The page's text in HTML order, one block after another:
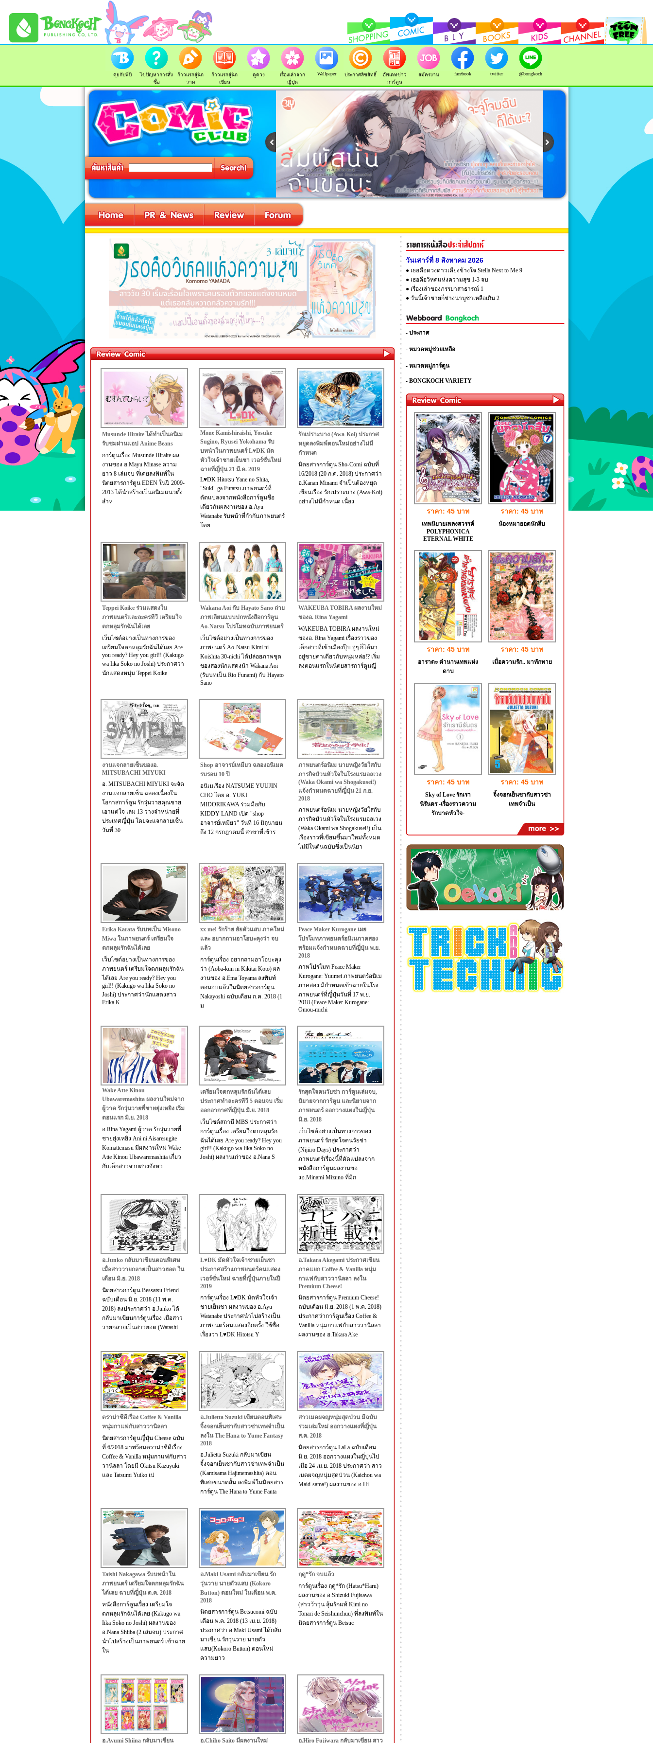
คุยกับพี่บี
ไขปัญหาการสั่ง
ซื้อ
ก้าวแรกสู่นัก
วาด
ก้าวแรกสู่นัก
เขียน
ดูดวง
เรื่องเล่าจาก
ญี่ปุ่น
Wallpaper ประกาศลิขสิทธิ์
อัพเดทข่าว
การ์ตูน
สมัครงาน facebook twitter @bongkoch
Musunde Hiraite ได้ทำเป็นอนิเม
รับชมผ่านแอป Anime Beans
การ์ตูนเรื่อง Musunde Hiraite ผล
งานของ อ.Mayu Minase ความ
ยาว 8 เล่มจบ ที่เคยลงพิมพ์ใน
นิตยสารการ์ตูน EDEN ในปี 2009-
2013 ได้นำสร้างเป็นอนิเมแนวตั้ง
สำห
Mone Kamishiraishi, Yosuke
Sugino, Ryusei Yokohama รับ
บทนำในภาพยนตร์ L♥DK มัด
หัวใจเจ้าชายเย็นชา เวอร์ชั่นใหม่
ฉายที่ญี่ปุ่น 21 มี.ค. 2019
L♥DK Hitotsu Yane no Shita,
"Suki" ga Futatsu ภาพยนตร์ที่
ดัดแปลงจากหนังสือการ์ตูนชื่อ
เดียวกันผลงานของ อ.Ayu
Watanabe รับหน้าที่กำกับภาพยนตร์
โดย
รักเปราะบาง (Awa-Koi) ประกาศ
หยุดลงพิมพ์ตอนใหม่อย่างไม่มี
กำหนด
นิตยสารการ์ตูน Sho-Comi ฉบับที่
16/2018 (20 ก.ค. 2018) ประกาศว่า
อ.Kanan Minami จำเป็นต้องหยุด
เขียนเรื่อง รักเปราะบาง (Awa-Koi)
อย่างไม่มีกำหนด เนื่อง
Teppei Koike ร่วมแสดงใน
ภาพยนตร์และละครทีวี เตรียมใจ
ตกหลุมรักฉันได้เลย
เว็บไซต์อย่างเป็นทางการของ
เตรียมใจตกหลุมรักฉันได้เลย Are
you ready? Hey you girl!! (Kakugo
wa Iika Soko no Joshi) ประกาศว่า
นักแสดงหนุ่ม Teppei Koike
Wakana Aoi กับ Hayato Sano ถ่าย
ภาพเลียนแบบปกหนังสือการ์ตูน
Ao-Natsu โปรโมทฉบับภาพยนตร์
เว็บไซต์อย่างเป็นทางการของ
ภาพยนตร์ Ao-Natsu Kimi ni
Koishita 30-nichi ได้ปล่อยภาพชุด
ของสองนักแสดงนำ Wakana Aoi
(รับบทเป็น Rio Funami) กับ Hayato
Sano
WAKEUBA TOBIRA ผลงานใหม่
ของอ. Rina Yagami
WAKEUBA TOBIRA ผลงานใหม่
ของอ. Rina Yagami เรื่องราวของ
เด็กสาวที่เข้าเมืองปุ๊บ จู่ๆ ก็ได้มา
อยู่ชายคาเดียวกับหนุ่มหล่อ!? เริ่ม
ลงตอนแรกในนิตยสารการ์ตูนญี
งานแจกลายเซ็นของอ.
MITSUBACHI MIYUKI
อ. MITSUBACHI MIYUKI จะจัด
งานแจกลายเซ็น ฉลองเนื่องใน
โอกาสการ์ตูน รักวุ่นวายคุณชาย
เอาแต่ใจ เล่ม 13 วางจำหน่ายที่
ประเทศญี่ปุ่น โดยจะแจกลายเซ็น
วันที่ 30
Shop อาจารย์เหมียว ฉลองอนิเมค
รบรอบ 10 ปี
อนิเมเรื่อง NATSUME YUUJIN
CHO โดย อ. YUKI
MIDORIKAWA ร่วมมือกับ
KIDDY LAND เปิด "shop
อาจารย์เหมียว" วันที่ 16 มิถุนายน
ถึง 12 กรกฎาคมนี้ สาขาที่เข้าร
ภาพยนตร์อนิเม นายหญิงวัยใสกับ
ภารกิจป่วนหัวใจในโรงแรมอลเวง
(Waka Okami wa Shogakusei!)
แจ้งกำหนดฉายที่ญี่ปุ่น 21 ก.ย.
2018
ภาพยนตร์อนิเม นายหญิงวัยใสกับ
ภารกิจป่วนหัวใจในโรงแรมอลเวง
(Waka Okami wa Shogakusei!) เป็น
เรื่องราวที่เขียนขึ้นมาใหม่ทั้งหมด
ไม่มีในต้นฉบับซึ่งเป็นนิยา
Erika Karata รับบทเป็น Misono
Miwa ในภาพยนตร์ เตรียมใจ
ตกหลุมรักฉันได้เลย
เว็บไซต์อย่างเป็นทางการของ
ภาพยนตร์ เตรียมใจตกหลุมรักฉัน
ได้เลย Are you ready? Hey you
girl!! (Kakugo wa Iika Soko no
Joshi) ประกาศว่านักแสดงสาว
Erika K
xx me! รักร้าย ยัยตัวแสบ ภาคใหม่
และ อยากถามอาโอบะคุงว่า จบ
แล้ว
การ์ตูนเรื่อง อยากถามอาโอบะคุง
ว่า (Aoba-kun ni Kikitai Koto) ผล
งานของ อ.Ema Toyama ลงพิมพ์
ตอนจบแล้วในนิตยสารการ์ตูน
Nakayoshi ฉบับเดือน ก.ค. 2018 (1
ม
Peace Maker Kurogane เผย
โปรโมทภาพยนตร์อนิเมภาคสอง
พร้อมแจ้งกำหนดฉายที่ญี่ปุ่น พ.ย.
2018
ภาพโปรโมท Peace Maker
Kurogane: Yuumei ภาพยนตร์อนิเม
ภาคสอง มีกำหนดเข้าฉายในโรง
ภาพยนตร์ที่ญี่ปุ่นวันที่ 17 พ.ย.
2018 (Peace Maker Kurogane:
Omou-michi
Wake Atte Kinou
Ubawaremashita ผลงานใหม่จาก
ผู้วาด รักวุ่นวายพี่ชายยุ่งเหยิง เริ่ม
ตอนแรก มิ.ย. 2018
อ.Rina Yagami ผู้วาด รักวุ่นวายพี่
ชายยุ่งเหยิง Ani ni Aisaresugite
Komattemasu มีผลงานใหม่ Wake
Atte Kinou Ubawaremashita เกี่ยว
กับเด็กสาวจากต่างจังหว
เตรียมใจตกหลุมรักฉันได้เลย
ประกาศทำละครทีวี 5 ตอนจบ เริ่ม
ออกอากาศที่ญีปุ่น มิ.ย. 2018
เว็บไซต์สถานี MBS ประกาศว่า
การ์ตูนเรื่อง เตรียมใจตกหลุมรัก
ฉันได้เลย Are you ready? Hey you
girl!! (Kakugo wa Iika Soko no
Joshi) ผลงานเก่าของ อ.Nana S
รักสุดใจคนวัยซ่า การ์ตูนเล่มจบ,
นิยายจากการ์ตูน และนิยายจาก
ภาพยนตร์ ออกวางแผงในญี่ปุ่น
มิ.ย. 2018
เว็บไซต์อย่างเป็นทางการของ
ภาพยนตร์ รักสุดใจคนวัยซ่า
(Nijiiro Days) ประกาศว่า
ภาพยนตร์เรื่องนี้ที่ดัดแปลงจาก
หนังสือการ์ตูนผลงานขอ
งอ.Minami Mizuno ที่มีก
อ.Junko กลับมาเขียนตอนพิเศษ
เมื่อสาววายกลายเป็นสาวฮอต ใน
เดือน มิ.ย. 2018
นิตยสารการ์ตูน Bessatsu Friend
ฉบับเดือน มิ.ย. 2018 (11 พ.ค.
2018) ลงประกาศว่า อ.Junko ได้
กลับมาเขียนการ์ตูนเรื่อง เมื่อสาว
วายกลายเป็นสาวฮอต (Watashi
L♥DK มัดหัวใจเจ้าชายเย็นชา
ประกาศสร้างภาพยนตร์คนแสดง
เวอร์ชั่นใหม่ ฉายที่ญี่ปุ่นภายในปี
2019
การ์ตูนเรื่อง L♥DK มัดหัวใจเจ้า
ชายเย็นชา ผลงานของ อ.Ayu
Watanabe ประกาศนำไปสร้างเป็น
ภาพยนตร์คนแสดงอีกครั้ง ใช้ชื่อ
เรื่องว่า L♥DK Hitotsu Y
อ.Takara Akegami ประกาศเขียน
ภาคแยก Coffee & Vanilla หนุ่ม
กาแฟกับสาววานิลลา ลงใน
Premium Cheese!
นิตยสารการ์ตูน Premium Cheese!
ฉบับเดือน มิ.ย. 2018 (1 พ.ค. 2018)
ประกาศว่าการ์ตูนเรื่อง Coffee &
Vanilla หนุ่มกาแฟกับสาววานิลลา
ผลงานของ อ.Takara Ake
ดราม่าซีดีเรื่อง Coffee & Vanilla
หนุ่มกาแฟกับสาววานิลลา
นิตยสารการ์ตูนญี่ปุ่น Cheese ฉบับ
ที่ 6/2018 มาพร้อมดราม่าซีดีเรื่อง
Coffee & Vanilla หนุ่มกาแฟกับสาว
วานิลลา โดยมี Okitsu Kazuyuki
และ Tatsumi Yuiko เป
อ.Julietta Suzuki เขียนตอนพิเศษ
จิ้งจอกเย็นชากับสาวซ่าเทพจำเป็น
ลงใน The Hana to Yume Fantasy
2018
อ.Julietta Suzuki กลับมาเขียน
จิ้งจอกเย็นชากับสาวซ่าเทพจำเป็น
(Kamisama Hajimemashita) ตอน
พิเศษขนาดสั้น ลงพิมพ์ในนิตยสาร
การ์ตูน The Hana to Yume Fanta
สาวเมดผจญหนุ่มสุดป่วน มีฉบับ
รวมเล่มใหม่ ออกวางแผงที่ญี่ปุ่น
ส.ค. 2018
นิตยสารการ์ตูน LaLa ฉบับเดือน
มิ.ย. 2018 ออกวางแผงในญี่ปุ่นไป
เมื่อ 24 เม.ย. 2018 ประกาศว่า สาว
เมดผจญหนุ่มสุดป่วน (Kaichou wa
Maid-sama!) ผลงานของ อ.Hi
Taishi Nakagawa รับบทนำใน
ภาพยนตร์ เตรียมใจตกหลุมรักฉัน
ได้เลย ฉายที่ญี่ปุ่น ต.ค. 2018
หนังสือการ์ตูนเรื่อง เตรียมใจ
ตกหลุมรักฉันได้เลย (Kakugo wa
Iika Soko no Joshi) ผลงานของ
อ.Nana Shiiba (2 เล่มจบ) ประกาศ
นำไปสร้างเป็นภาพยนตร์ เข้าฉาย
ใน
อ.Maki Usami กลับมาเขียน รัก
วุ่นวาย นายตัวแสบ (Kokoro
Button) ตอนใหม่ ในเดือน พ.ค.
2018
นิตยสารการ์ตูน Betsucomi ฉบับ
เดือน พ.ค. 2018 (13 เม.ย. 2018)
ประกาศว่า อ.Maki Usami ได้กลับ
มาเขียน รักวุ่นวาย นายตัว
แสบ(Kokoro Button) ตอนใหม่
ความยาว
ฤดู*รัก จบแล้ว
การ์ตูนเรื่อง ฤดู*รัก (Hatsu*Haru)
ผลงานของ อ.Shizuki Fujisawa
(สาวว้าวุ่น ลุ้นรักแท้ Kimi no
Tonari de Seishunchuu) ที่ลงพิมพ์ใน
นิตยสารการ์ตูน Betsuc
อ.Ayumi Shiina กลับมาเขียน อ.Chiho Saito มีผลงานใหม่ อ.Hiro Fujiwara กลับมาเขียน สาว
วันเสาร์ที่ 8 สิงหาคม 2026
● เธอคือดวงดาวเคียงข้างใจ Stella Next to Me 9
● เธอคือวิหคแห่งความสุข 1-3 จบ
● เรื่องเล่าของภรรยาสาธารณ์ 1
● วันนี้เจ้าชายก็ช่างน่าบูชาเหลือเกิน 2
- ประกาศ
- หมวดหมู่ช่วยเหลือ
- หมวดหมู่การ์ตูน
- BONGKOCH VARIETY
ราคา: 45 บาท
เทพนิยายเพลงสวรรค์
POLYPHONICA
ETERNAL WHITE
ราคา: 45 บาท
น้องหมายอดนักสืบ
ราคา: 45 บาท
อาราตะ ตำนานเทพแห่ง
ดาบ
ราคา: 45 บาท
เมื่อความรัก.. มาทักทาย
ราคา: 45 บาท
Sky of Love รักเรา
นิรันดร -เรื่องราวความ
รักบาดหัวใจ-
ราคา: 45 บาท
จิ้งจอกเย็นชากับสาวซ่า
เทพจำเป็น